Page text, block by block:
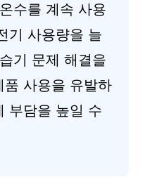
수를 계속 사용
기 사용량을 늘
기 문제 해결을
사용을 유발하
부담을 높일 수